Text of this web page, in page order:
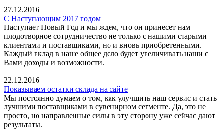
27.12.2016
С Наступающим 2017 годом
Наступает Новый Год и мы ждем, что он принесет нам
плодотворное сотрудничество не только с нашими старыми
клиентами и поставщиками, но и вновь приобретенными.
Каждый вклад в наше общее дело будет увеличивать наши с
Вами доходы и возможности.
22.12.2016
Показываем остатки склада на сайте
Мы постоянно думаем о том, как улучшить наш сервис и стать
лучшими поставщиками в сувенирном сегменте. Да, это не
просто, но направленные силы в эту сторону уже сейчас дают
результаты.